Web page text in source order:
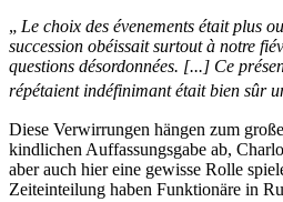
„ Le choix des évenements était plus
succession obéissait surtout à notre
questions désordonnées. [...] Ce
répétaient indéfinimant était bien sûr
Diese Verwirrungen hängen zum
kindlichen Auffassungsgabe ab,
aber auch hier eine gewisse Rolle
Zeiteinteilung haben Funktionäre in